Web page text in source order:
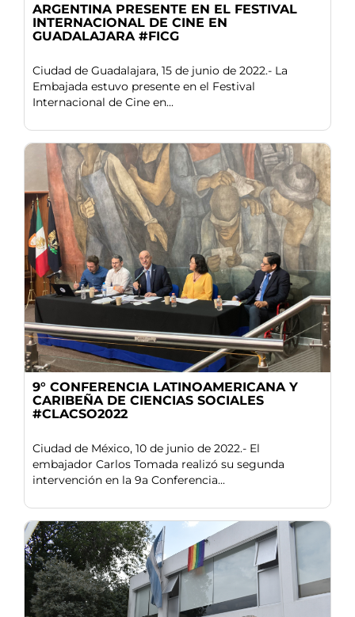
ARGENTINA PRESENTE EN EL FESTIVAL
INTERNACIONAL DE CINE EN
GUADALAJARA #FICG
Ciudad de Guadalajara, 15 de junio de 2022.- La
Embajada estuvo presente en el Festival
Internacional de Cine en...
9° CONFERENCIA LATINOAMERICANA Y
CARIBEÑA DE CIENCIAS SOCIALES
#CLACSO2022
Ciudad de México, 10 de junio de 2022.- El
embajador Carlos Tomada realizó su segunda
intervención en la 9a Conferencia...